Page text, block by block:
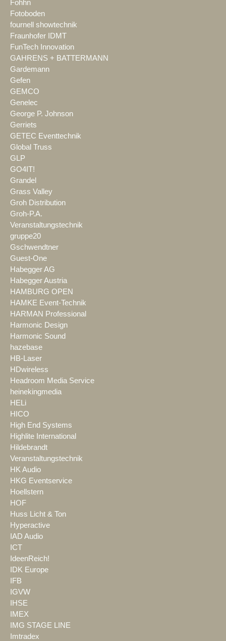
Fohhn
Fotoboden
fournell showtechnik
Fraunhofer IDMT
FunTech Innovation
GAHRENS + BATTERMANN
Gardemann
Gefen
GEMCO
Genelec
George P. Johnson
Gerriets
GETEC Eventtechnik
Global Truss
GLP
GO4IT!
Grandel
Grass Valley
Groh Distribution
Groh-P.A.
Veranstaltungstechnik
gruppe20
Gschwendtner
Guest-One
Habegger AG
Habegger Austria
HAMBURG OPEN
HAMKE Event-Technik
HARMAN Professional
Harmonic Design
Harmonic Sound
hazebase
HB-Laser
HDwireless
Headroom Media Service
heinekingmedia
HELi
HICO
High End Systems
Highlite International
Hildebrandt
Veranstaltungstechnik
HK Audio
HKG Eventservice
Hoellstern
HOF
Huss Licht & Ton
Hyperactive
IAD Audio
ICT
IdeenReich!
IDK Europe
IFB
IGVW
IHSE
IMEX
IMG STAGE LINE
Imtradex